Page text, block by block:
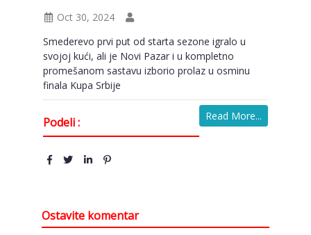
Oct 30, 2024
Smederevo prvi put od starta sezone igralo u
svojoj kući, ali je Novi Pazar i u kompletno
promešanom sastavu izborio prolaz u osminu
finala Kupa Srbije
Read More...
Podeli :
Ostavite komentar